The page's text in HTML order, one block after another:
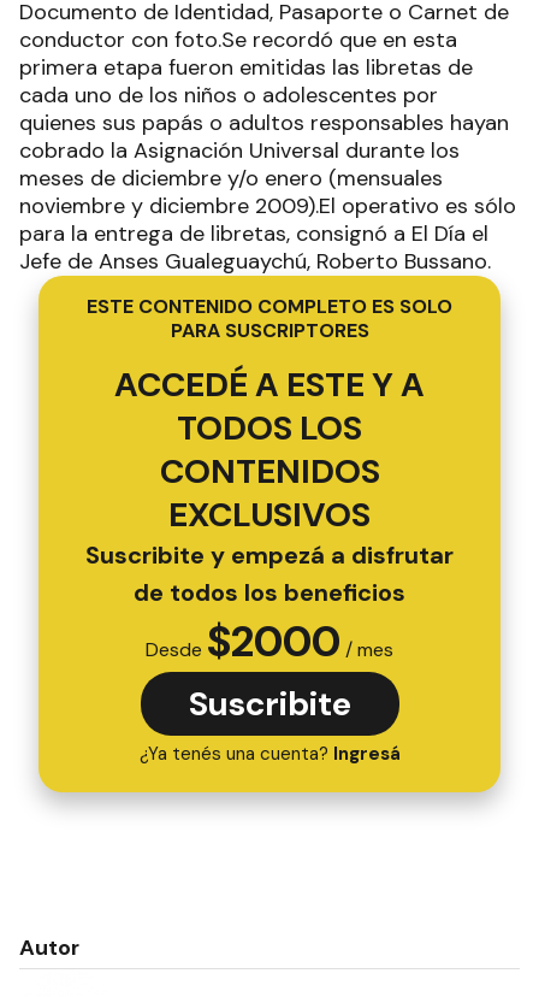
Documento de Identidad, Pasaporte o Carnet de
conductor con foto.Se recordó que en esta
primera etapa fueron emitidas las libretas de
cada uno de los niños o adolescentes por
quienes sus papás o adultos responsables hayan
cobrado la Asignación Universal durante los
meses de diciembre y/o enero (mensuales
noviembre y diciembre 2009).El operativo es sólo
para la entrega de libretas, consignó a El Día el
Jefe de Anses Gualeguaychú, Roberto Bussano.
ESTE CONTENIDO COMPLETO ES SOLO
PARA SUSCRIPTORES
ACCEDÉ A ESTE Y A
TODOS LOS
CONTENIDOS
EXCLUSIVOS
Suscribite y empezá a disfrutar
de todos los beneficios
Desde $2000 / mes
Suscribite
¿Ya tenés una cuenta? Ingresá
Autor